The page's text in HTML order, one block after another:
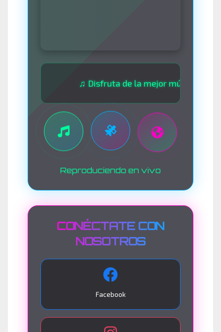
♫ Disfruta de la mejor música las 24
Reproduciendo en vivo
CONÉCTATE CON
NOSOTROS
Facebook